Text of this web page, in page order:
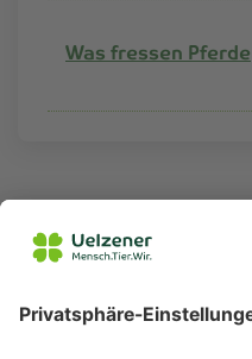
Was fressen Pferde
FAQ: Häufig